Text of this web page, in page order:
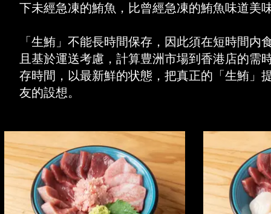
下未經急凍的鮪魚，比曾經急凍的鮪魚味道美
「生鮪」不能長時間保存，因此須在短時間
且基於運送考慮，計算豊洲市場到香港店的需
存時間，以最新鮮的状態，把真正的「生鮪」
友的設想。